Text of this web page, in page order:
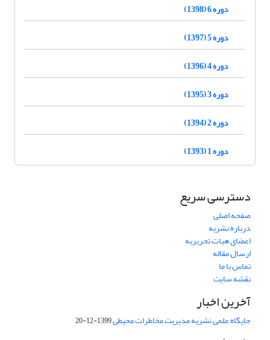
دوره 6 (1398)
دوره 5 (1397)
دوره 4 (1396)
دوره 3 (1395)
دوره 2 (1394)
دوره 1 (1393)
دسترسی سریع
صفحه اصلی
درباره نشریه
اعضای هیات تحریریه
ارسال مقاله
تماس با ما
نقشه سایت
آخرین اخبار
جایگاه علمی نشریه مدیریت مخاطرات محیطی1399-12-20